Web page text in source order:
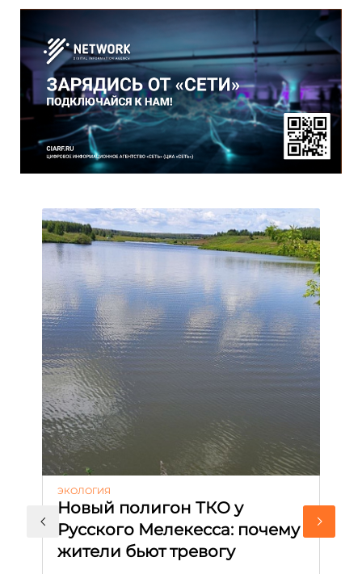
ЭКОЛОГИЯ
Новый полигон ТКО у
Русского Мелекесса: почему
жители бьют тревогу